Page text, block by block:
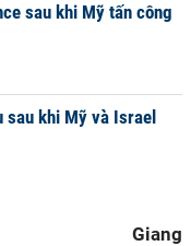
sau khi Mỹ tấn công
khi Mỹ và Israel
Giang